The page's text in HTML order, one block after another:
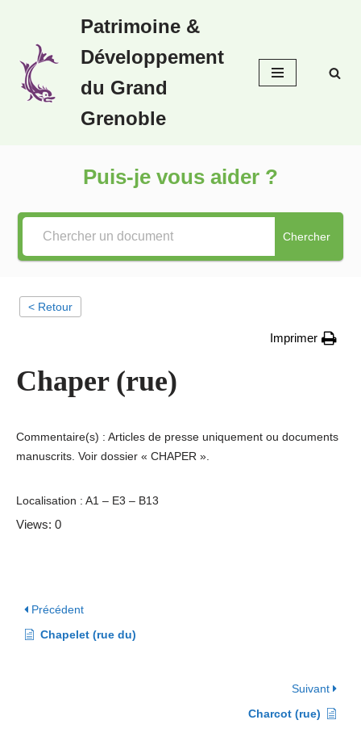
au
contenu
Patrimoine &
Développement
du Grand
Grenoble
Puis-je vous aider ?
Chercher
< Retour
Imprimer
Chaper (rue)
Commentaire(s) : Articles de presse uniquement ou documents
manuscrits. Voir dossier « CHAPER ».
Localisation : A1 – E3 – B13
Views: 0
Précédent
Chapelet (rue du)
Suivant
Charcot (rue)